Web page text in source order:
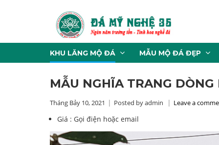
KHU LĂNG MỘ ĐÁ MẪU MỘ ĐÁ ĐẸP
MẪU NGHĨA TRANG DÒNG
Tháng Bảy 10, 2021 Posted by admin Leave a
Giá : Gọi điện hoặc email